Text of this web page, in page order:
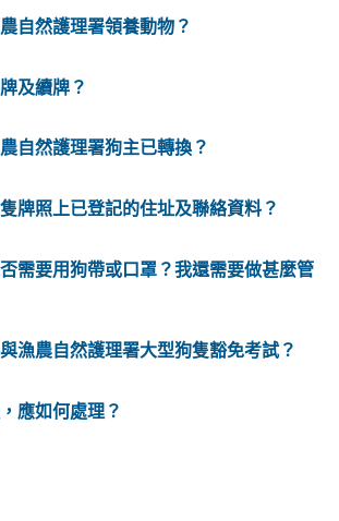
自然護理署領養動物？
及續牌？
自然護理署狗主已轉換？
牌照上已登記的住址及聯絡資料？
需要用狗帶或口罩？我還需要做甚麼管
漁農自然護理署大型狗隻豁免考試？
應如何處理？